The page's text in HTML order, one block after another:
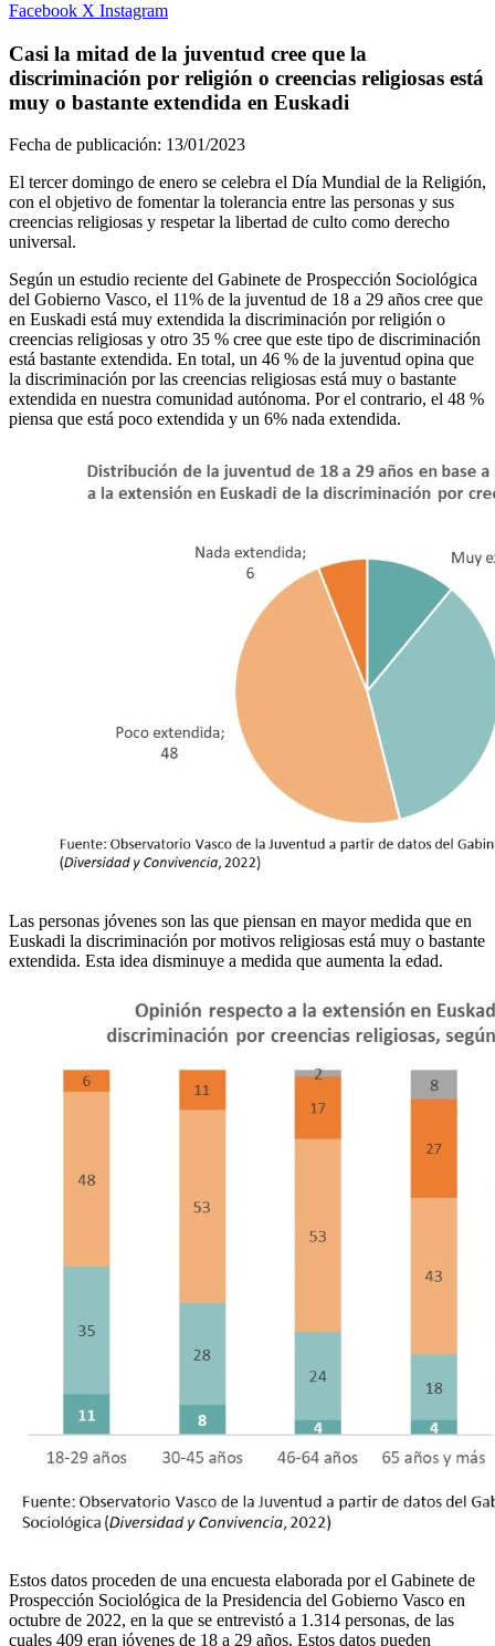
Facebook X Instagram
Casi la mitad de la juventud cree que la
discriminación por religión o creencias religiosas está
muy o bastante extendida en Euskadi
Fecha de publicación: 13/01/2023
El tercer domingo de enero se celebra el Día Mundial de la Religión,
con el objetivo de fomentar la tolerancia entre las personas y sus
creencias religiosas y respetar la libertad de culto como derecho
universal.
Según un estudio reciente del Gabinete de Prospección Sociológica
del Gobierno Vasco, el 11% de la juventud de 18 a 29 años cree que
en Euskadi está muy extendida la discriminación por religión o
creencias religiosas y otro 35 % cree que este tipo de discriminación
está bastante extendida. En total, un 46 % de la juventud opina que
la discriminación por las creencias religiosas está muy o bastante
extendida en nuestra comunidad autónoma. Por el contrario, el 48 %
piensa que está poco extendida y un 6% nada extendida.
Las personas jóvenes son las que piensan en mayor medida que en
Euskadi la discriminación por motivos religiosas está muy o bastante
extendida. Esta idea disminuye a medida que aumenta la edad.
Estos datos proceden de una encuesta elaborada por el Gabinete de
Prospección Sociológica de la Presidencia del Gobierno Vasco en
octubre de 2022, en la que se entrevistó a 1.314 personas, de las
cuales 409 eran jóvenes de 18 a 29 años. Estos datos pueden